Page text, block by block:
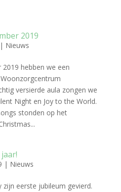
2019
| Nieuws
hebben we een
versierde aula zongen we
Night en Joy to the World.
stonden op het
| Nieuws
zijn eerste jubileum gevierd.